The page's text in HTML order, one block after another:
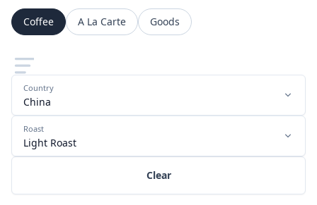
Coffee A La Carte Goods
Country
China
Roast
Light Roast
Clear